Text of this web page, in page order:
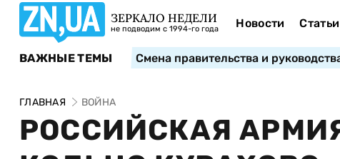
ЗЕРКАЛО НЕДЕЛИ
не подводим с 1994-го года Новости Статьи
ВАЖНЫЕ ТЕМЫ Смена правительства и
ГЛАВНАЯ ВОЙНА
РОССИЙСКАЯ